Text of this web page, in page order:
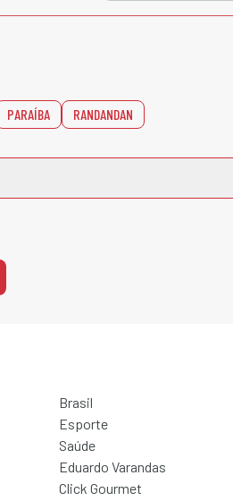
PARAÍBA RANDANDAN
Brasil
Esporte
Saúde
Eduardo Varandas
Click Gourmet